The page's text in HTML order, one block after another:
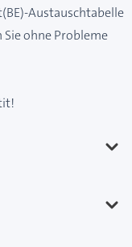
Austauschtabelle
ohne Probleme